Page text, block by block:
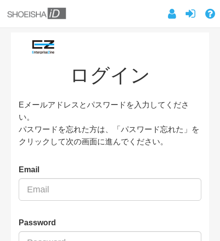
ログイン
Eメールアドレスとパスワードを入力してくださ
い。
パスワードを忘れた方は、「パスワード忘れた」を
クリックして次の画面に進んでください。
Email
Password